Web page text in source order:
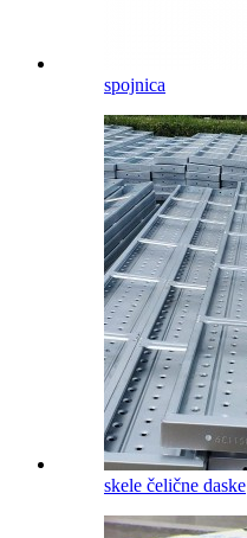
spojnica
skele čelične daske